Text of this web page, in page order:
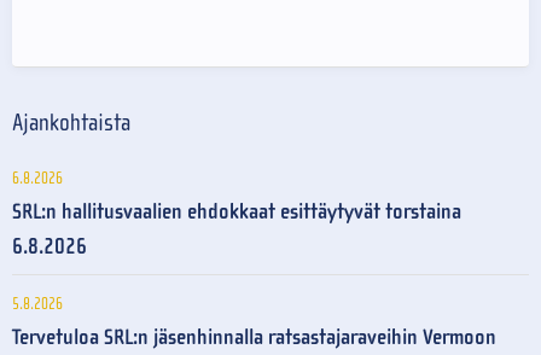
Ajankohtaista
6.8.2026
SRL:n hallitusvaalien ehdokkaat esittäytyvät torstaina
6.8.2026
5.8.2026
Tervetuloa SRL:n jäsenhinnalla ratsastajaraveihin Vermoon